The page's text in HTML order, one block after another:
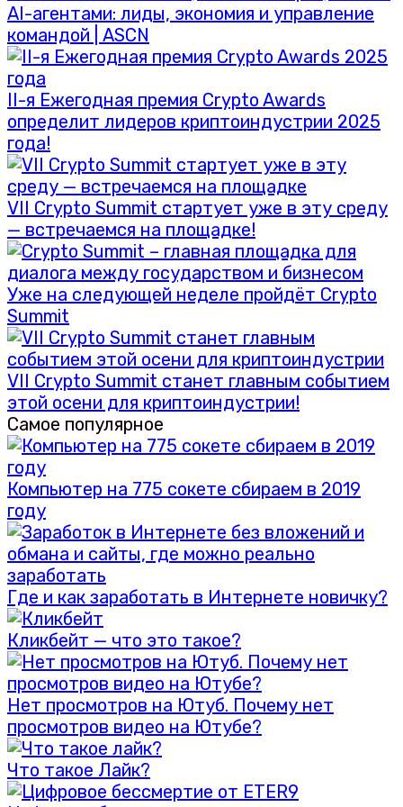
AI-агентами: лиды, экономия и управление
командой | ASCN
II-я Ежегодная премия Crypto Awards
определит лидеров криптоиндустрии 2025
года!
VII Crypto Summit стартует уже в эту среду
— встречаемся на площадке!
Уже на следующей неделе пройдёт Crypto
Summit
VII Crypto Summit станет главным событием
этой осени для криптоиндустрии!
Самое популярное
Компьютер на 775 сокете сбираем в 2019
году
Где и как заработать в Интернете новичку?
Кликбейт — что это такое?
Нет просмотров на Ютуб. Почему нет
просмотров видео на Ютубе?
Что такое Лайк?